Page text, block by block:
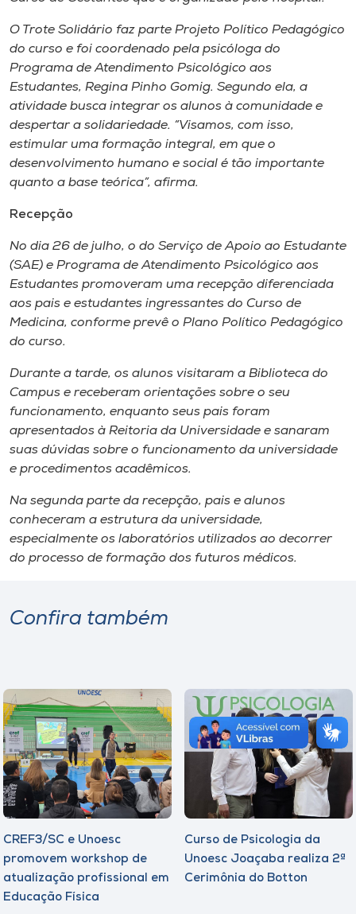
O Trote Solidário faz parte Projeto Político Pedagógico
do curso e foi coordenado pela psicóloga do
Programa de Atendimento Psicológico aos
Estudantes, Regina Pinho Gomig. Segundo ela, a
atividade busca integrar os alunos à comunidade e
despertar a solidariedade. “Visamos, com isso,
estimular uma formação integral, em que o
desenvolvimento humano e social é tão importante
quanto a base teórica”, afirma.
Recepção
No dia 26 de julho, o do Serviço de Apoio ao Estudante
(SAE) e Programa de Atendimento Psicológico aos
Estudantes promoveram uma recepção diferenciada
aos pais e estudantes ingressantes do Curso de
Medicina, conforme prevê o Plano Político Pedagógico
do curso.
Durante a tarde, os alunos visitaram a Biblioteca do
Campus e receberam orientações sobre o seu
funcionamento, enquanto seus pais foram
apresentados à Reitoria da Universidade e sanaram
suas dúvidas sobre o funcionamento da universidade
e procedimentos acadêmicos.
Na segunda parte da recepção, pais e alunos
conheceram a estrutura da universidade,
especialmente os laboratórios utilizados ao decorrer
do processo de formação dos futuros médicos.
Confira também
CREF3/SC e Unoesc
promovem workshop de
atualização profissional em
Educação Física
Curso de Psicologia da
Unoesc Joaçaba realiza 2ª
Cerimônia do Botton